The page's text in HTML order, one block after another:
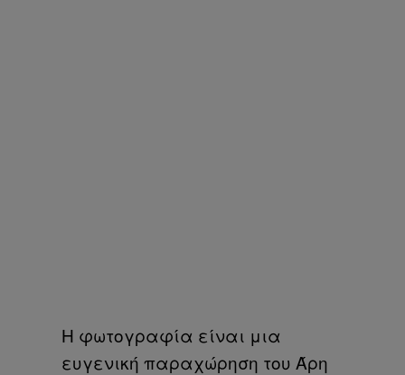
Η φωτογραφία είναι μια
ευγενική παραχώρηση του Άρη